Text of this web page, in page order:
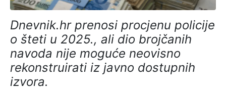
Dnevnik.hr prenosi procjenu policije
o šteti u 2025., ali dio brojčanih
navoda nije moguće neovisno
rekonstruirati iz javno dostupnih
izvora.